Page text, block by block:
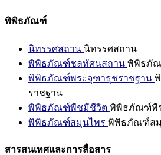
พิพิธภัณฑ์
นิทรรศสถาน นิทรรศสถาน
พิพิธภัณฑ์ชลทัศนสถาน พิพิธภั
พิพิธภัณฑ์พระจุฑาธุชราชฐาน
ราชฐาน
พิพิธภัณฑ์พืชมีชีวิต พิพิธภัณฑ์พื
พิพิธภัณฑ์สมุนไพร พิพิธภัณฑ์ส
สารสนเทศและการสื่อสาร